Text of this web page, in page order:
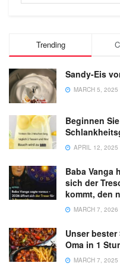
Trending
Sandy-Eis
MARCH 5, 2025
Beginnen
APRIL 12, 2025
Baba Vanga
sich der
kommt, den
MARCH 7, 2026
Unser
Oma in 1
MARCH 7, 2025